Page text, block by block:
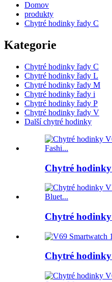
Domov
produkty
Chytré hodinky řady C
Kategorie
Chytré hodinky řady C
Chytré hodinky řady L
Chytré hodinky řady M
Chytré hodinky řady i
Chytré hodinky řady P
Chytré hodinky řady V
Další chytré hodinky
Chytré
Chytré
Chytré